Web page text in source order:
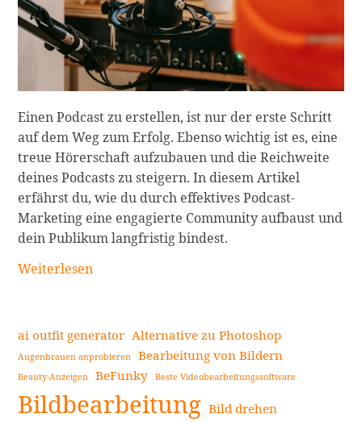
Einen Podcast zu erstellen, ist nur der erste Schritt
auf dem Weg zum Erfolg. Ebenso wichtig ist es, eine
treue Hörerschaft aufzubauen und die Reichweite
deines Podcasts zu steigern. In diesem Artikel
erfährst du, wie du durch effektives Podcast-
Marketing eine engagierte Community aufbaust und
dein Publikum langfristig bindest.
Podcast-
man
Hörerschaft
aufbaut?
weiterlesen
Weiterlesen
Seitenleiste
ai outfit generator Alternative zu Photoshop
Augenbrauen anprobieren Bearbeitung von Bildern
Beauty-Anzeigen BeFunky Beste Videobearbeitungssoftware
Bildbearbeitung Bild drehen